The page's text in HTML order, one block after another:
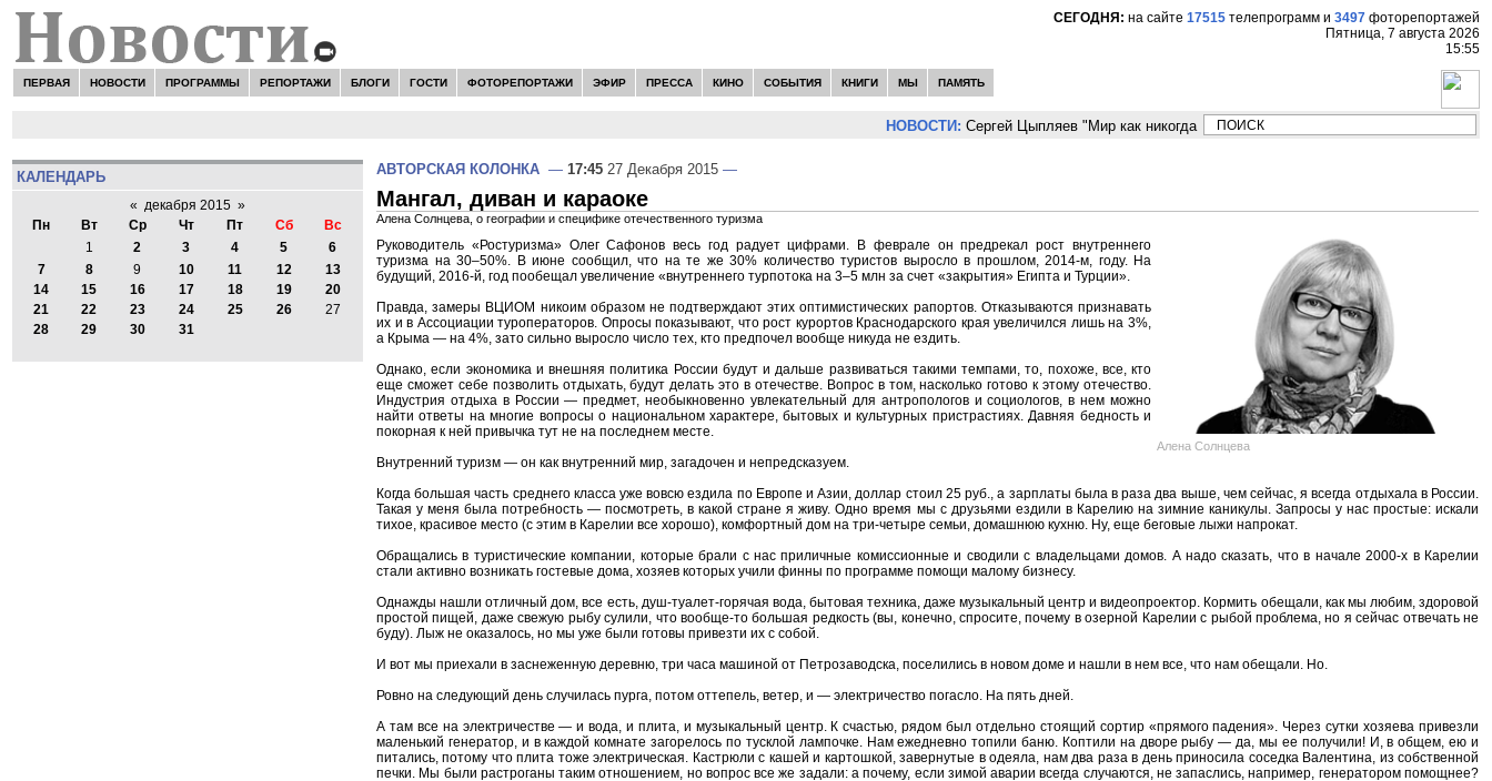
СЕГОДНЯ: на сайте 17515 телепрограмм и 3497 фоторепортажей
Пятница, 7 августа 2026
15:55
ПЕРВАЯ НОВОСТИ ПРОГРАММЫ РЕПОРТАЖИ БЛОГИ ГОСТИ ФОТОРЕПОРТАЖИ ЭФИР ПРЕССА КИНО СОБЫТИЯ КНИГИ МЫ ПАМЯТЬ
НОВОСТИ: Сергей Цыпляев "Мир как никогда близко стоит к угрозе третьей мировой войны"
КАЛЕНДАРЬ
« декабря 2015 »
Пн
Вт Ср Чт Пт Сб
Вс
1
2 3 4 5
6
7
8 9 10 11 12
13
14
15 16 17 18 19
20
21
22 23 24 25 26
27
28
29 30 31
АВТОРСКАЯ КОЛОНКА — 17:45 27 Декабря 2015 —
Мангал, диван и караоке
Алена Солнцева, о географии и специфике отечественного туризма
Алена Солнцева
Руководитель «Ростуризма» Олег Сафонов весь год радует цифрами. В феврале он предрекал рост внутреннего
туризма на 30–50%. В июне сообщил, что на те же 30% количество туристов выросло в прошлом, 2014-м, году. На
будущий, 2016-й, год пообещал увеличение «внутреннего турпотока на 3–5 млн за счет «закрытия» Египта и Турции».
Правда, замеры ВЦИОМ никоим образом не подтверждают этих оптимистических рапортов. Отказываются признавать
их и в Ассоциации туроператоров. Опросы показывают, что рост курортов Краснодарского края увеличился лишь на 3%,
а Крыма — на 4%, зато сильно выросло число тех, кто предпочел вообще никуда не ездить.
Однако, если экономика и внешняя политика России будут и дальше развиваться такими темпами, то, похоже, все, кто
еще сможет себе позволить отдыхать, будут делать это в отечестве. Вопрос в том, насколько готово к этому отечество.
Индустрия отдыха в России — предмет, необыкновенно увлекательный для антропологов и социологов, в нем можно
найти ответы на многие вопросы о национальном характере, бытовых и культурных пристрастиях. Давняя бедность и
покорная к ней привычка тут не на последнем месте.
Внутренний туризм — он как внутренний мир, загадочен и непредсказуем.
Когда большая часть среднего класса уже вовсю ездила по Европе и Азии, доллар стоил 25 руб., а зарплаты была в раза два выше, чем сейчас, я всегда отдыхала в России.
Такая у меня была потребность — посмотреть, в какой стране я живу. Одно время мы с друзьями ездили в Карелию на зимние каникулы. Запросы у нас простые: искали
тихое, красивое место (с этим в Карелии все хорошо), комфортный дом на три-четыре семьи, домашнюю кухню. Ну, еще беговые лыжи напрокат.
Обращались в туристические компании, которые брали с нас приличные комиссионные и сводили с владельцами домов. А надо сказать, что в начале 2000-х в Карелии
стали активно возникать гостевые дома, хозяев которых учили финны по программе помощи малому бизнесу.
Однажды нашли отличный дом, все есть, душ-туалет-горячая вода, бытовая техника, даже музыкальный центр и видеопроектор. Кормить обещали, как мы любим, здоровой
простой пищей, даже свежую рыбу сулили, что вообще-то большая редкость (вы, конечно, спросите, почему в озерной Карелии с рыбой проблема, но я сейчас отвечать не
буду). Лыж не оказалось, но мы уже были готовы привезти их с собой.
И вот мы приехали в заснеженную деревню, три часа машиной от Петрозаводска, поселились в новом доме и нашли в нем все, что нам обещали. Но.
Ровно на следующий день случилась пурга, потом оттепель, ветер, и — электричество погасло. На пять дней.
А там все на электричестве — и вода, и плита, и музыкальный центр. К счастью, рядом был отдельно стоящий сортир «прямого падения». Через сутки хозяева привезли
маленький генератор, и в каждой комнате загорелось по тусклой лампочке. Нам ежедневно топили баню. Коптили на дворе рыбу — да, мы ее получили! И, в общем, ею и
питались, потому что плита тоже электрическая. Кастрюли с кашей и картошкой, завернутые в одеяла, нам два раза в день приносила соседка Валентина, из собственной
печки. Мы были растроганы таким отношением, но вопрос все же задали: а почему, если зимой аварии всегда случаются, не запаслись, например, генератором помощнее?